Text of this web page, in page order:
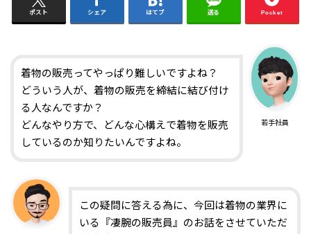
ポスト シェア はてブ 送る Pocket
若手社員
着物の販売ってやっぱり難しいですよね？
どういう人が、着物の販売を締結に結び付け
る人なんですか？
どんなやり方で、どんな心構えで着物を販売
しているのか知りたいんですよね。
この疑問に答える為に、今回は着物の業界に
いる『凄腕の販売員』のお話をさせていただ